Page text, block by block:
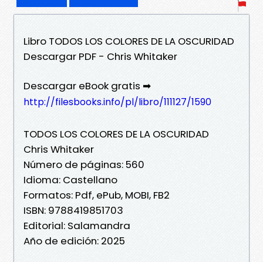
Libro TODOS LOS COLORES DE LA OSCURIDAD
Descargar PDF - Chris Whitaker
Descargar eBook gratis ➡
http://filesbooks.info/pl/libro/111127/1590
TODOS LOS COLORES DE LA OSCURIDAD
Chris Whitaker
Número de páginas: 560
Idioma: Castellano
Formatos: Pdf, ePub, MOBI, FB2
ISBN: 9788419851703
Editorial: Salamandra
Año de edición: 2025